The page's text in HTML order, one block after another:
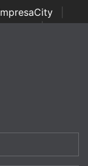
| Italian